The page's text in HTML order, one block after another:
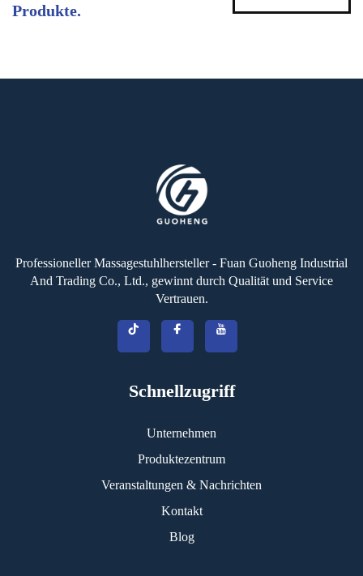
Produkte.
Professioneller Massagestuhlhersteller - Fuan Guoheng Industrial
And Trading Co., Ltd., gewinnt durch Qualität und Service
Vertrauen.
Schnellzugriff
Unternehmen
Produktezentrum
Veranstaltungen & Nachrichten
Kontakt
Blog